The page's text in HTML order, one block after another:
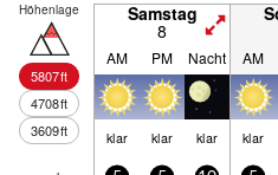
Höhenlage
5807ft
4708ft
3609ft
Samstag
8
AM PM Nacht AM
klar klar klar klar